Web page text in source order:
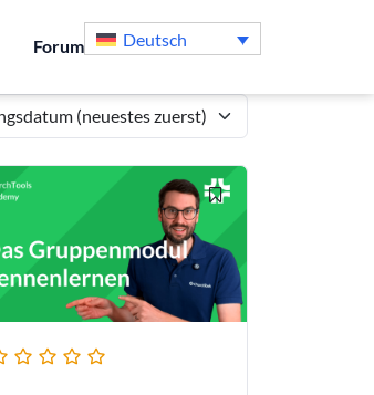
Forum Deutsch